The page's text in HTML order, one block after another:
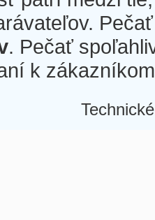
. Pečať
k